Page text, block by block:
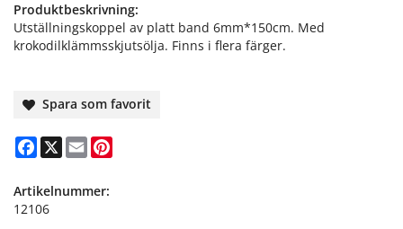
Produktbeskrivning:
Utställningskoppel av platt band 6mm*150cm. Med
krokodilklämmsskjutsölja. Finns i flera färger.
Spara som favorit
Facebook
X Email
Artikelnummer:
12106